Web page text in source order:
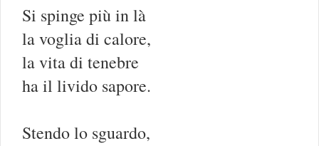
Si spinge più in là
la voglia di calore,
la vita di tenebre
ha il livido sapore.
Stendo lo sguardo,